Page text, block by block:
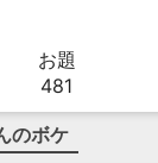
お題
481
のボケ